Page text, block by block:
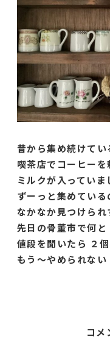
昔から集め続けてい
喫茶店でコーヒーを
ミルクが入っていま
ずーっと集めている
なかなか見つけら
先日の骨董市で何と
値段を聞いたら ２
もう〜やめられない
コメ